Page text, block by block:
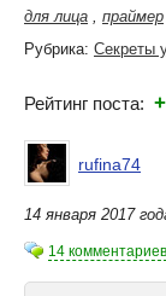
для лица
праймер
Рубрика: Секреты
Рейтинг поста:
rufina74
14 января 2017
14 комментариев